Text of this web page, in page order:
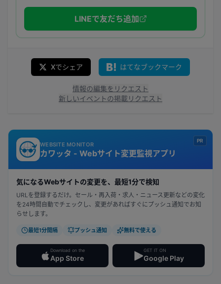
LINEで友だち追加
Xでシェア はてなブックマーク
情報の編集をリクエスト
新しいイベントの掲載リクエスト
PR
WEBSITE MONITOR
カワッタ - Webサイト変更監視アプリ
気になるWebサイトの変更を、最短1分で検知
URLを登録するだけ。セール・再入荷・求人・ニュース更新などの変化
を24時間自動でチェックし、変更があればすぐにプッシュ通知でお知
らせします。
最短1分間隔 プッシュ通知 無料で使える
Download on the
App Store
GET IT ON
Google Play